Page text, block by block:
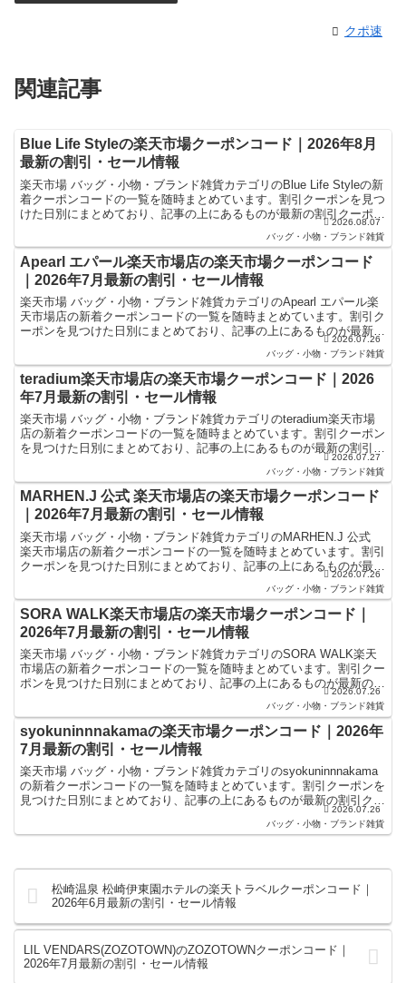
クポ速
関連記事
Blue Life Styleの楽天市場クーポンコード｜2026年8月
最新の割引・セール情報
楽天市場 バッグ・小物・ブランド雑貨カテゴリのBlue Life Styleの新
着クーポンコードの一覧を随時まとめています。割引クーポンを見つ
けた日別にまとめており、記事の上にあるものが最新の割引クーポン
2026.08.07
バッグ・小物・ブランド雑貨
Apearl エパール楽天市場店の楽天市場クーポンコード
｜2026年7月最新の割引・セール情報
楽天市場 バッグ・小物・ブランド雑貨カテゴリのApearl エパール楽
天市場店の新着クーポンコードの一覧を随時まとめています。割引ク
ーポンを見つけた日別にまとめており、記事の上にあるものが最新の
2026.07.26
バッグ・小物・ブランド雑貨
teradium楽天市場店の楽天市場クーポンコード｜2026
年7月最新の割引・セール情報
楽天市場 バッグ・小物・ブランド雑貨カテゴリのteradium楽天市場
店の新着クーポンコードの一覧を随時まとめています。割引クーポン
を見つけた日別にまとめており、記事の上にあるものが最新の割引ク
2026.07.27
バッグ・小物・ブランド雑貨
MARHEN.J 公式 楽天市場店の楽天市場クーポンコード
｜2026年7月最新の割引・セール情報
楽天市場 バッグ・小物・ブランド雑貨カテゴリのMARHEN.J 公式
楽天市場店の新着クーポンコードの一覧を随時まとめています。割引
クーポンを見つけた日別にまとめており、記事の上にあるものが最新
2026.07.26
バッグ・小物・ブランド雑貨
SORA WALK楽天市場店の楽天市場クーポンコード｜
2026年7月最新の割引・セール情報
楽天市場 バッグ・小物・ブランド雑貨カテゴリのSORA WALK楽天
市場店の新着クーポンコードの一覧を随時まとめています。割引クー
ポンを見つけた日別にまとめており、記事の上にあるものが最新の割
2026.07.26
バッグ・小物・ブランド雑貨
syokuninnnakamaの楽天市場クーポンコード｜2026年
7月最新の割引・セール情報
楽天市場 バッグ・小物・ブランド雑貨カテゴリのsyokuninnnakama
の新着クーポンコードの一覧を随時まとめています。割引クーポンを
見つけた日別にまとめており、記事の上にあるものが最新の割引クー
2026.07.26
バッグ・小物・ブランド雑貨
松崎温泉 松崎伊東園ホテルの楽天トラベルクーポンコード｜
2026年6月最新の割引・セール情報
LIL VENDARS(ZOZOTOWN)のZOZOTOWNクーポンコード｜
2026年7月最新の割引・セール情報